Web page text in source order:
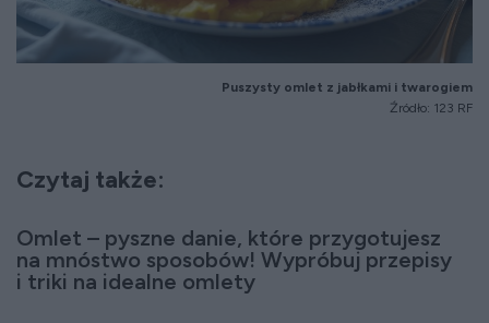
Puszysty omlet z jabłkami i twarogiem
Źródło: 123 RF
Czytaj także:
Omlet – pyszne danie, które przygotujesz
na mnóstwo sposobów! Wypróbuj przepisy
i triki na idealne omlety